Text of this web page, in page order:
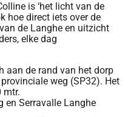
is ‘het licht van de
hoe direct iets over de
de Langhe en uitzicht
elke dag
aan de rand van het dorp
weg (SP32). Het
mtr.
en Serravalle Langhe